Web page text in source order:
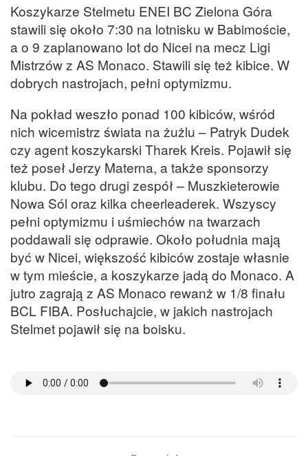
Koszykarze Stelmetu ENEI BC Zielona Góra
stawili się około 7:30 na lotnisku w Babimoście,
a o 9 zaplanowano lot do Nicei na mecz Ligi
Mistrzów z AS Monaco. Stawili się też kibice. W
dobrych nastrojach, pełni optymizmu.
Na pokład weszło ponad 100 kibiców, wśród
nich wicemistrz świata na żużlu – Patryk Dudek
czy agent koszykarski Tharek Kreis. Pojawił się
też poseł Jerzy Materna, a także sponsorzy
klubu. Do tego drugi zespół – Muszkieterowie
Nowa Sól oraz kilka cheerleaderek. Wszyscy
pełni optymizmu i uśmiechów na twarzach
poddawali się odprawie. Około południa mają
być w Nicei, większość kibiców zostaje własnie
w tym mieście, a koszykarze jadą do Monaco. A
jutro zagrają z AS Monaco rewanż w 1/8 finału
BCL FIBA. Posłuchajcie, w jakich nastrojach
Stelmet pojawił się na boisku.